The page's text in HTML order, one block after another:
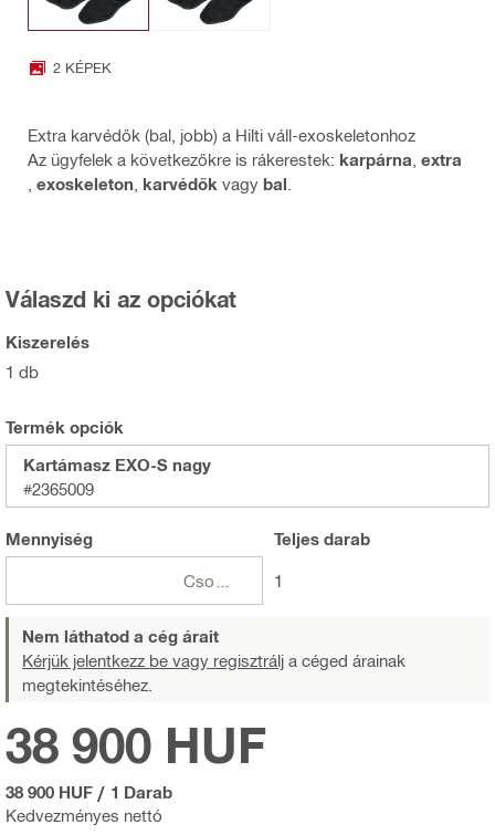
2 KÉPEK
Extra karvédők (bal, jobb) a Hilti váll-exoskeletonhoz
Az ügyfelek a következőkre is rákerestek: karpárna extra
exoskeleton karvédők vagy bal
Válaszd ki az opciókat
Kiszerelés
1 db
Termék opciók
Kartámasz EXO-S nagy
#2365009
Mennyiség Teljesdarab
1
Nem láthatod a cég árait
Kérjük jelentkezz be vagy regisztrálj a céged árainak
megtekintéséhez.
Kedvezményes nettó
38 900 HUF
38 900 HUF / 1 Darab